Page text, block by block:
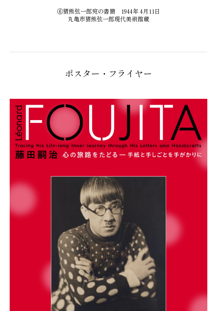
⑥猪熊弦一郎宛の書簡 1944年 4月11日
丸亀市猪熊弦一郎現代美術館蔵
ポスター・フライヤー